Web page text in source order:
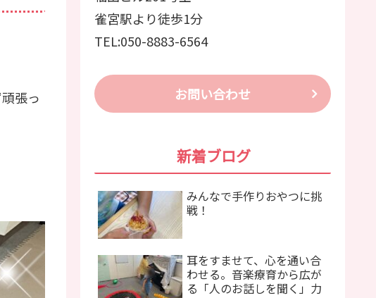
張っ
雀宮駅より徒歩1分
TEL:050-8883-6564
お問い合わせ
新着ブログ
みんなで手作りおやつに挑
戦！
耳をすませて、心を通い合
わせる。音楽療育から広が
る「人のお話しを聞く」力